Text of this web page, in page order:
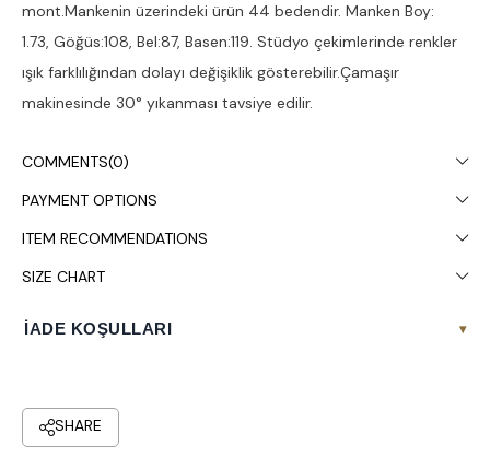
mont.Mankenin üzerindeki ürün 44 bedendir. Manken Boy:
1.73, Göğüs:108, Bel:87, Basen:119. Stüdyo çekimlerinde renkler
ışık farklılığından dolayı değişiklik gösterebilir.Çamaşır
makinesinde 30° yıkanması tavsiye edilir.
COMMENTS(0)
PAYMENT OPTIONS
ITEM RECOMMENDATIONS
SIZE CHART
İADE KOŞULLARI ▾